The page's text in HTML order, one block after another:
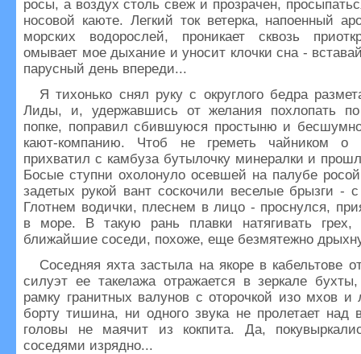
росы, а воздух столь свеж и прозрачен,
носовой каюте. Легкий ток ветерка, напоенный
морских водорослей, проникает сквозь
омывает мое дыхание и уносит клочки сна -
парусный день впереди...
Я тихонько снял руку с округлого бедра
Лиды, и, удержавшись от желания похлопать по
попке, поправил сбившуюся простыню и
кают-компанию. Чтоб не греметь чайником о
прихватил с камбуза бутылочку минералки и
Босые ступни охолонуло осевшей на палубе
задетых рукой вант соскочили веселые брызги -
Глотнем водички, плеснем в лицо - проснулся,
в море. В такую рань плавки натягивать
ближайшие соседи, похоже, еще безмятежно
Соседняя яхта застыла на якоре в кабельтове
силуэт ее такелажа отражается в зеркале
рамку гранитных валунов с оторочкой изо мхов
борту тишина, ни одного звука не пролетает над
головы не маячит из кокпита. Да,
соседями изрядно...